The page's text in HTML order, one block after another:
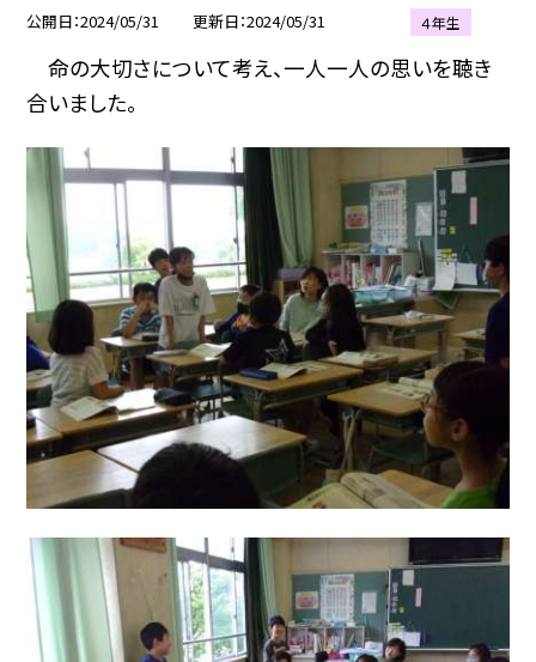
公開日 2024/05/31 更新日 2024/05/31 ４年生
命の大切さについて考え、一人一人の思いを聴き
合いました。